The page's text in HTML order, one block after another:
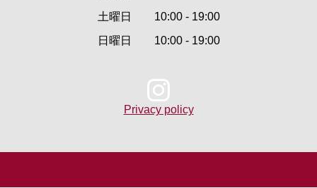
土曜日
10:00 - 19:00
日曜日
10:00 - 19:00
Privacy policy